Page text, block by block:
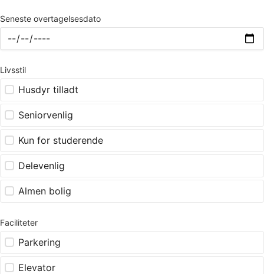
Seneste overtagelsesdato
Livsstil
Husdyr tilladt
Seniorvenlig
Kun for studerende
Delevenlig
Almen bolig
Faciliteter
Parkering
Elevator